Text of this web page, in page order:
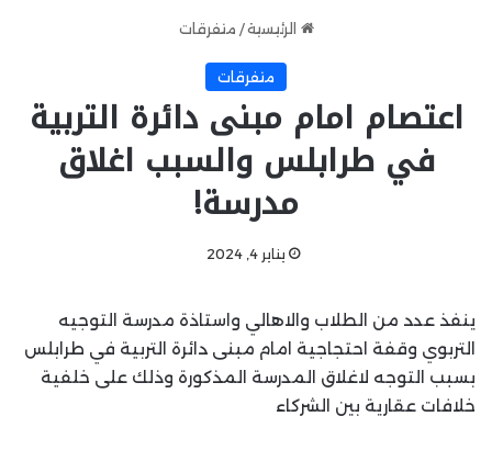
الرئيسية / متفرقات
متفرقات
اعتصام امام مبنى دائرة التربية
في طرابلس والسبب اغلاق
مدرسة!
يناير 4, 2024
ينفذ عدد من الطلاب والاهالي واستاذة مدرسة التوجيه
التربوي وقفة احتجاجية امام مبنى دائرة التربية في طرابلس
بسبب التوجه لاغلاق المدرسة المذكورة وذلك على خلفية
خلافات عقارية بين الشركاء